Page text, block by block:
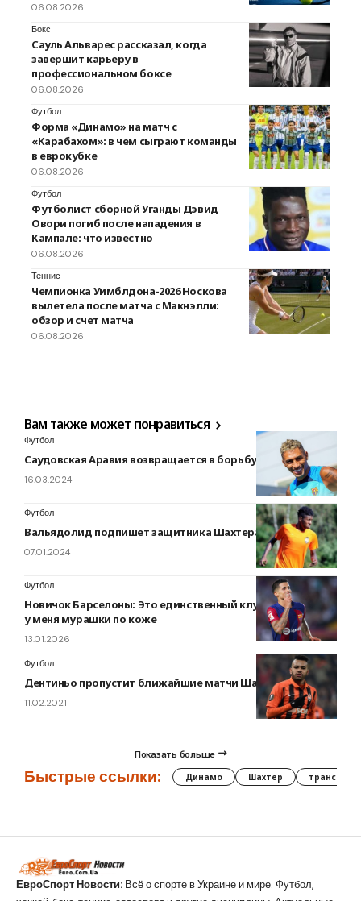
06.08.2026
Бокс
Сауль Альварес рассказал, когда
завершит карьеру в
профессиональном боксе
06.08.2026
Футбол
Форма «Динамо» на матч с
«Карабахом»: в чем сыграют команды
в еврокубке
06.08.2026
Футбол
Футболист сборной Уганды Дэвид
Овори погиб после нападения в
Кампале: что известно
06.08.2026
Теннис
Чемпионка Уимблдона-2026 Носкова
вылетела после матча с Макнэлли:
обзор и счет матча
06.08.2026
Вам также может понравиться
Футбол
Саудовская Аравия возвращается в борьбу за Рафинью
16.03.2024
Футбол
Вальядолид подпишет защитника Шахтера
07.01.2024
Футбол
Новичок Барселоны: Это единственный клуб, от которого
у меня мурашки по коже
13.01.2026
Футбол
Дентиньо пропустит ближайшие матчи Шахтера
11.02.2021
Показать больше
Быстрые ссылки: Динамо Шахтер трансферы
ЕвроСпорт Новости: Всё о спорте в Украине и мире. Футбол,